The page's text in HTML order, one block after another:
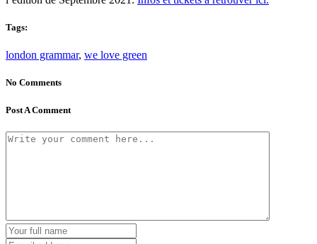
Tags:
london grammar, we love green
No Comments
Post A Comment